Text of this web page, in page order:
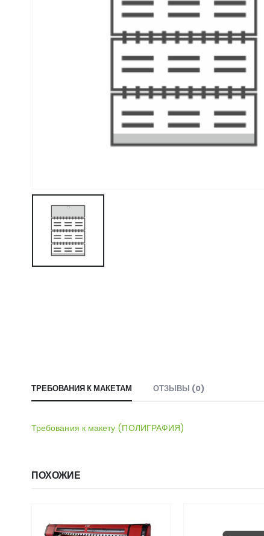
ТРЕБОВАНИЯ К МАКЕТАМ ОТЗЫВЫ (0)
Требования к макету (ПОЛИГРАФИЯ)
ПОХОЖИЕ